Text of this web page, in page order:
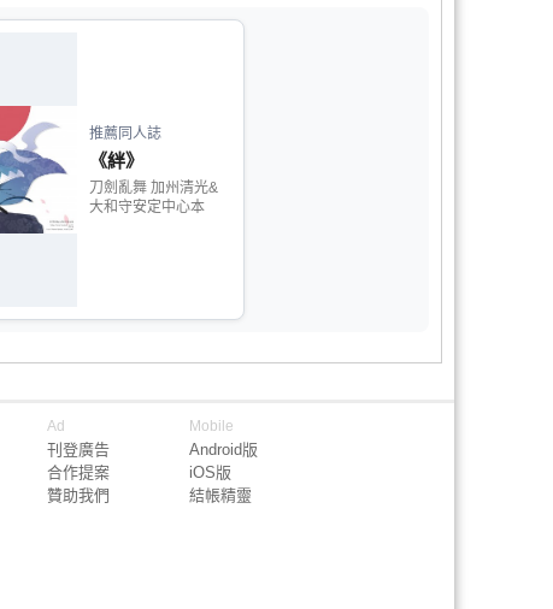
推薦同人誌
《絆》
刀劍亂舞 加州清光&
大和守安定中心本
Ad
刊登廣告
合作提案
贊助我們
Mobile
Android版
iOS版
結帳精靈